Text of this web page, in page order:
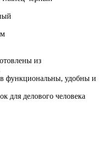
из
функциональны, удобны и
для делового человека